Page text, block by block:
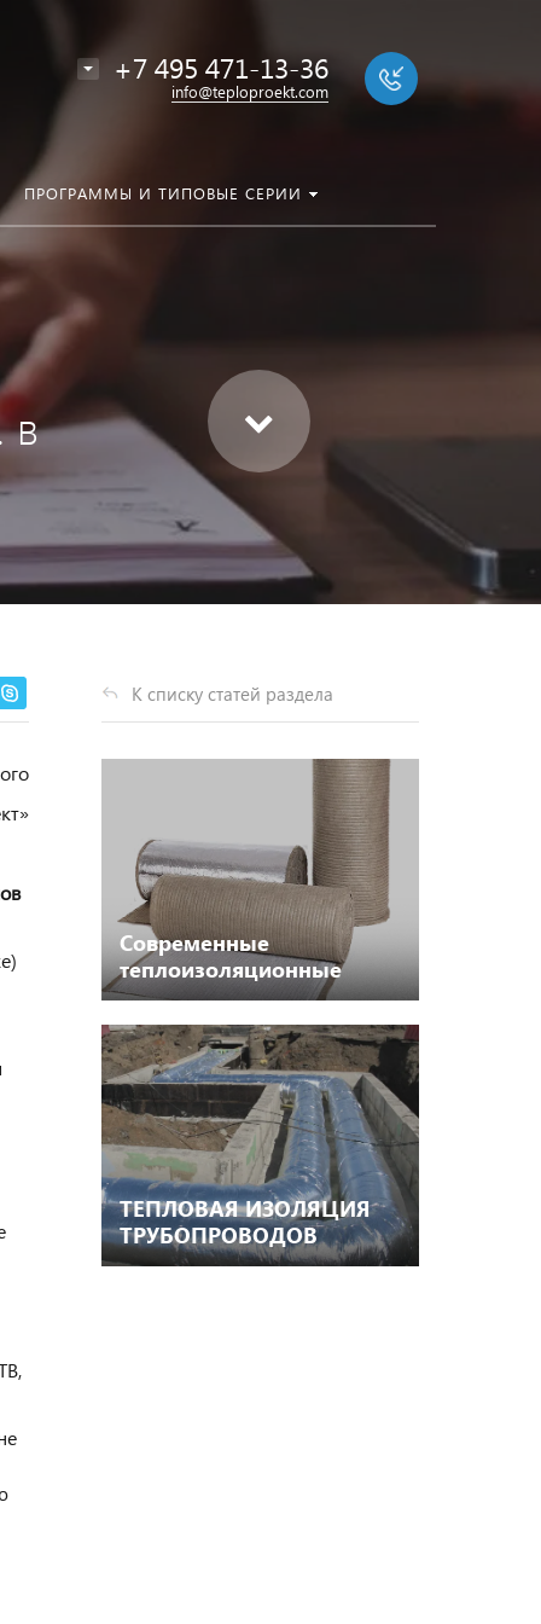
+7 495 471-13-36
info@teploproekt.com
ПРОГРАММЫ И ТИПОВЫЕ СЕРИИ
в
К списку статей раздела
Современные
теплоизоляционные
материалы для тепловой
изоляции трубопроводов.
ТЕПЛОВАЯ ИЗОЛЯЦИЯ
ТРУБОПРОВОДОВ
ТЕПЛОВЫХ СЕТЕЙ В